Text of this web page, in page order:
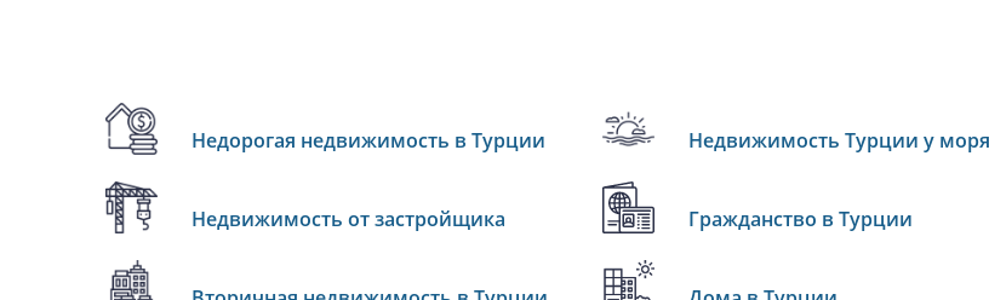
Недорогая недвижимость в Турции Недвижимость Турции у моря
Недвижимость от застройщика Гражданство в Турции